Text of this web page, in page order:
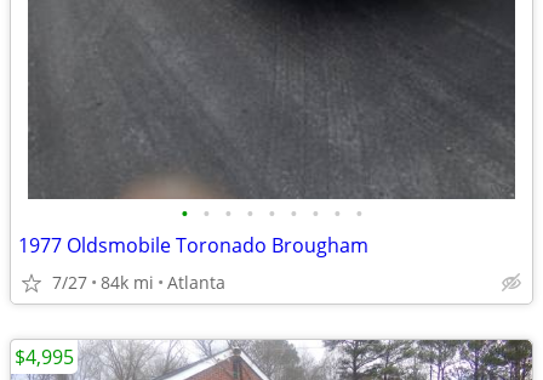
• • • • • • • • •
1977 Oldsmobile Toronado Brougham
7/27 84k mi Atlanta
$4,995